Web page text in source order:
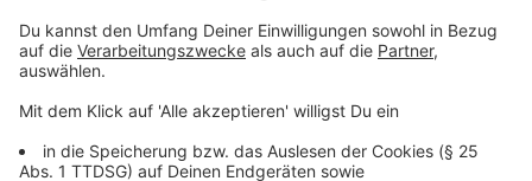
Folge uns für mehr News & Updates:
Livestream |Instagram|Facebook|WhatsApp-Kanal